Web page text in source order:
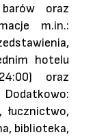
oraz
m.in.:
hotelu
oraz
biblioteka,